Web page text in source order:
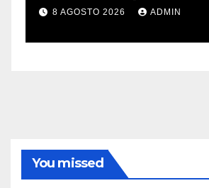
gratuita Dawn of The
8 AGOSTO 2026 ADMIN
You missed